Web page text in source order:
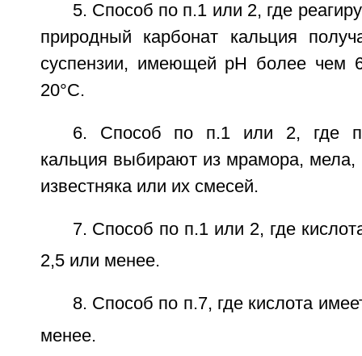
5. Способ по п.1 или 2, где
природный карбонат кальция
суспензии, имеющей рН более чем
20°С.
6. Способ по п.1 или 2, где
кальция выбирают из мрамора, мела,
известняка или их смесей.
7. Способ по п.1 или 2, где
2,5 или менее.
8. Способ по п.7, где кислота
менее.